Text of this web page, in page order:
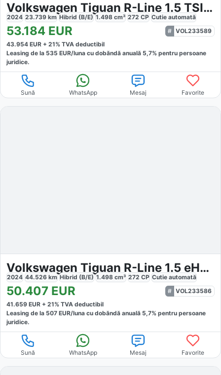
Volkswagen Tiguan R-Line 1.5 TSI eHybrid
2024 23.739 km Hibrid (B/E) 1.498 cm³ 272 CP Cutie automată
53.184 EUR
VOL233589
43.954 EUR + 21% TVA deductibil
Leasing de la 535 EUR/luna cu dobăndă anuală 5,7% pentru persoane
juridice.
Sună WhatsApp Mesaj Favorite
Volkswagen Tiguan R-Line 1.5 eHybrid
2024 44.526 km Hibrid (B/E) 1.498 cm³ 272 CP Cutie automată
50.407 EUR
VOL233586
41.659 EUR + 21% TVA deductibil
Leasing de la 507 EUR/luna cu dobăndă anuală 5,7% pentru persoane
juridice.
Sună WhatsApp Mesaj Favorite